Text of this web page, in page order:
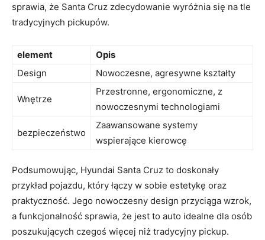
sprawia, że Santa Cruz zdecydowanie wyróżnia się⁢ na tle​
tradycyjnych pickupów.
element
Opis
Design
Nowoczesne,⁢ agresywne⁣ kształty
Wnętrze
Przestronne, ergonomiczne, z
nowoczesnymi technologiami
bezpieczeństwo
Zaawansowane systemy
wspierające kierowcę
Podsumowując, Hyundai Santa Cruz ⁣to doskonały
przykład pojazdu, który łączy w sobie‍ estetykę oraz
praktyczność. Jego ⁤nowoczesny design przyciąga wzrok,
a funkcjonalność ⁣sprawia, że jest to auto idealne dla osób
poszukujących czegoś więcej⁢ niż tradycyjny pickup.